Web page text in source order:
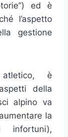
ed è
l’aspetto
gestione
è
della
alpino va
la
infortuni),